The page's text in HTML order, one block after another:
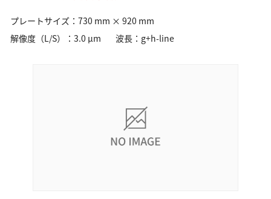
プレートサイズ：730 mm × 920 mm
解像度（L/S）：3.0 µm
波長：g+h-line